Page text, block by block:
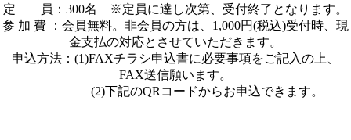
定 員：300名 ※定員に達し次第、受付終了となります。
参 加 費 ：会員無料。非会員の方は、1,000円(税込)受付時、現
金支払の対応とさせていただきます。
申込方法：(1)FAXチラシ申込書に必要事項をご記入の上、
FAX送信願います。
(2)下記のQRコードからお申込できます。